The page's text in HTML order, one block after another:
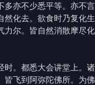
多亦不少悉平等。亦不言
然化去。欲食时乃复化生
力尔。皆自然消散摩尽化
。都悉大会讲堂上。诸
皆飞到阿弥陀佛所。为佛